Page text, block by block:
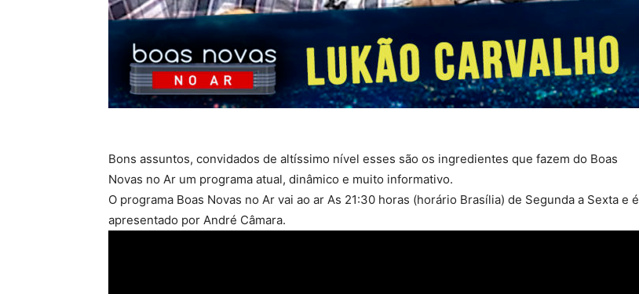
Bons assuntos, convidados de altíssimo nível esses são os ingredientes que fazem do Boas
Novas no Ar um programa atual, dinâmico e muito informativo.
O programa Boas Novas no Ar vai ao ar As 21:30 horas (horário Brasília) de Segunda a Sexta e é
apresentado por André Câmara.